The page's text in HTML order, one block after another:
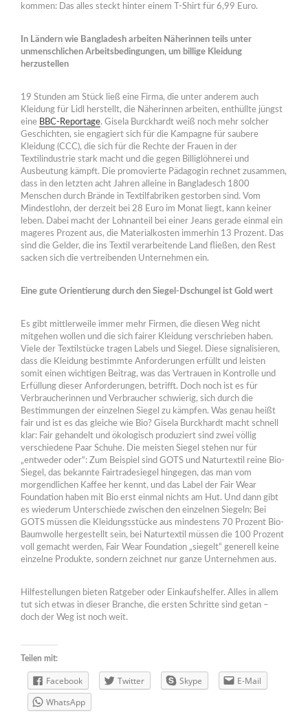
kommen: Das alles steckt hinter einem T-Shirt für 6,99 Euro.
In Ländern wie Bangladesh arbeiten Näherinnen teils unter
unmenschlichen Arbeitsbedingungen, um billige Kleidung
herzustellen
19 Stunden am Stück ließ eine Firma, die unter anderem auch
Kleidung für Lidl herstellt, die Näherinnen arbeiten, enthüllte jüngst
eine BBC-Reportage. Gisela Burckhardt weiß noch mehr solcher
Geschichten, sie engagiert sich für die Kampagne für saubere
Kleidung (CCC), die sich für die Rechte der Frauen in der
Textilindustrie stark macht und die gegen Billiglöhnerei und
Ausbeutung kämpft. Die promovierte Pädagogin rechnet zusammen,
dass in den letzten acht Jahren alleine in Bangladesch 1800
Menschen durch Brände in Textilfabriken gestorben sind. Vom
Mindestlohn, der derzeit bei 28 Euro im Monat liegt, kann keiner
leben. Dabei macht der Lohnanteil bei einer Jeans gerade einmal ein
mageres Prozent aus, die Materialkosten immerhin 13 Prozent. Das
sind die Gelder, die ins Textil verarbeitende Land fließen, den Rest
sacken sich die vertreibenden Unternehmen ein.
Eine gute Orientierung durch den Siegel-Dschungel ist Gold wert
Es gibt mittlerweile immer mehr Firmen, die diesen Weg nicht
mitgehen wollen und die sich fairer Kleidung verschrieben haben.
Viele der Textilstücke tragen Labels und Siegel. Diese signalisieren,
dass die Kleidung bestimmte Anforderungen erfüllt und leisten
somit einen wichtigen Beitrag, was das Vertrauen in Kontrolle und
Erfüllung dieser Anforderungen, betrifft. Doch noch ist es für
Verbraucherinnen und Verbraucher schwierig, sich durch die
Bestimmungen der einzelnen Siegel zu kämpfen. Was genau heißt
fair und ist es das gleiche wie Bio? Gisela Burckhardt macht schnell
klar: Fair gehandelt und ökologisch produziert sind zwei völlig
verschiedene Paar Schuhe. Die meisten Siegel stehen nur für
„entweder oder“: Zum Beispiel sind GOTS und Naturtextil reine Bio-
Siegel, das bekannte Fairtradesiegel hingegen, das man vom
morgendlichen Kaffee her kennt, und das Label der Fair Wear
Foundation haben mit Bio erst einmal nichts am Hut. Und dann gibt
es wiederum Unterschiede zwischen den einzelnen Siegeln: Bei
GOTS müssen die Kleidungsstücke aus mindestens 70 Prozent Bio-
Baumwolle hergestellt sein, bei Naturtextil müssen die 100 Prozent
voll gemacht werden, Fair Wear Foundation „siegelt“ generell keine
einzelne Produkte, sondern zeichnet nur ganze Unternehmen aus.
Hilfestellungen bieten Ratgeber oder Einkaufshelfer. Alles in allem
tut sich etwas in dieser Branche, die ersten Schritte sind getan –
doch der Weg ist noch weit.
Teilen mit:
Facebook Twitter Skype
E-Mail
WhatsApp